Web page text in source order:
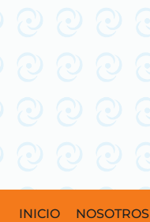
INICIO NOSOTROS